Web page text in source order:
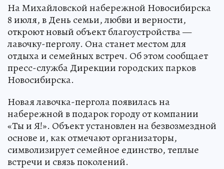
На Михайловской набережной Новосибирска
8 июля, в День семьи, любви и верности,
откроют новый объект благоустройства —
лавочку-перголу. Она станет местом для
отдыха и семейных встреч. Об этом сообщает
пресс-служба Дирекции городских парков
Новосибирска.
Новая лавочка-пергола появилась на
набережной в подарок городу от компании
«Ты и Я!». Объект установлен на безвозмездной
основе и, как отмечают организаторы,
символизирует семейное единство, теплые
встречи и связь поколений.